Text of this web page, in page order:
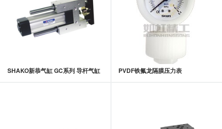
SHAKO新恭气缸 GC系列 导杆气缸 PVDF铁氟龙隔膜压力表